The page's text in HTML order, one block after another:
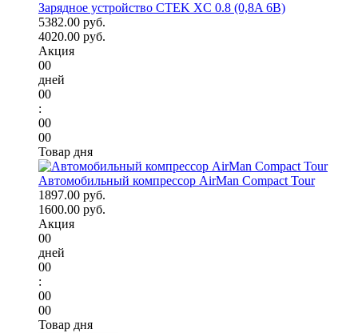
Зарядное устройство CTEK XC 0.8 (0,8A 6В)
5382.00 руб.
4020.00 руб.
Акция
00
дней
00
:
00
00
Товар дня
Автомобильный компрессор AirMan Compact Tour
1897.00 руб.
1600.00 руб.
Акция
00
дней
00
:
00
00
Товар дня